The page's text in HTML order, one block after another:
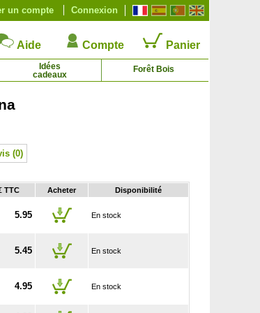
Connexion
un compte
Aide Compte Panier
Idées
cadeaux
Forêt Bois
(0)
TTC Acheter Disponibilité
5.95 En stock
5.45 En stock
4.95 En stock